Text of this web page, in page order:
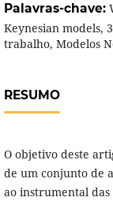
Palavras-chave:
Keynesian models,
trabalho, Modelos
RESUMO
O objetivo deste
de um conjunto de
ao instrumental das